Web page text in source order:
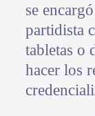
se
partidista
tabletas o
hacer los